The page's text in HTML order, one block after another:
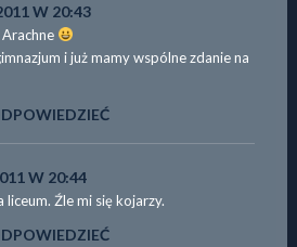
W 20:43
i już mamy wspólne zdanie na
W 20:44
Źle mi się kojarzy.